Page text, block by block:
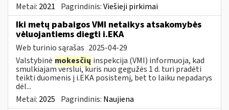
Metai: 2021 Pagrindinis:Viešieji pirkimai
Iki metų pabaigos VMI netaikys atsakomybės
vėluojantiems diegti i.EKA
Web turinio sąrašas 2025-04-29
Valstybinė mokesčių inspekcija (VMI) informuoja, kad
smulkiajam verslui, kuris nuo gegužės 1 d. turi pradėti
teikti duomenis į i.EKA posistemį, bet to laiku nepadarys
dėl...
Metai: 2025 Pagrindinis: Naujiena